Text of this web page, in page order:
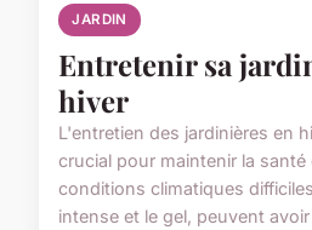
JARDIN
Entretenir sa
hiver
L'entretien des jardinières en
crucial pour maintenir la santé
conditions climatiques
intense et le gel, peuvent